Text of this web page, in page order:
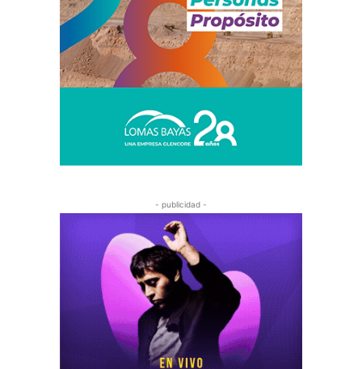
- publicidad -